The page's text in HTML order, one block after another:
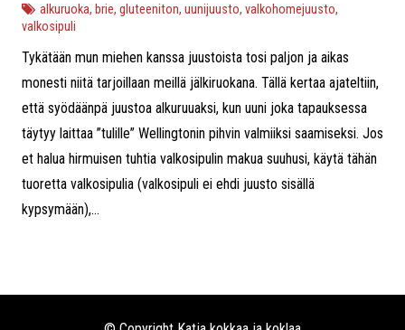
alkuruoka, brie, gluteeniton, uunijuusto, valkohomejuusto,
valkosipuli
Tykätään mun miehen kanssa juustoista tosi paljon ja aikas
monesti niitä tarjoillaan meillä jälkiruokana. Tällä kertaa ajateltiin,
että syödäänpä juustoa alkuruuaksi, kun uuni joka tapauksessa
täytyy laittaa ”tulille” Wellingtonin pihvin valmiiksi saamiseksi. Jos
et halua hirmuisen tuhtia valkosipulin makua suuhusi, käytä tähän
tuoretta valkosipulia (valkosipuli ei ehdi juusto sisällä
kypsymään),...